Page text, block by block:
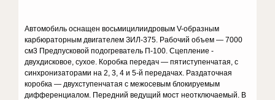
Автомобиль оснащен восьмицилиидровым V-образным
карбюраторным двигателем ЗИЛ-375. Рабочий объем — 7000
см3 Предпусковой подогреватель П-100. Сцепление -
двухдисковое, сухое. Коробка передач — пятиступенчатая, с
синхронизаторами на 2, 3, 4 и 5-й передачах. Раздаточная
коробка — двухступенчатая с межосевым блокируемым
дифференциалом. Передний ведущий мост неотключаемый. В